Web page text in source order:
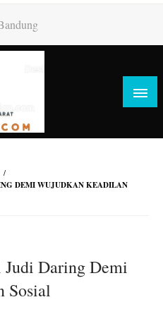
DEMI WUJUDKAN KEADILAN
Judi Daring Demi
Sosial